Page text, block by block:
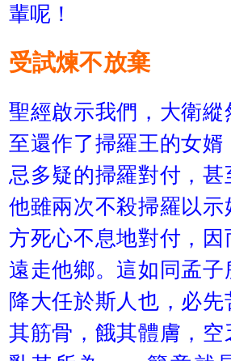
輩呢！
受試煉不放棄
聖經啟示我們，大衛縱
至還作了掃羅王的女
忌多疑的掃羅對付，甚
他雖兩次不殺掃羅以示
方死心不息地對付，因
遠走他鄉。這如同孟子
降大任於斯人也，必
其筋骨，餓其體膚，空